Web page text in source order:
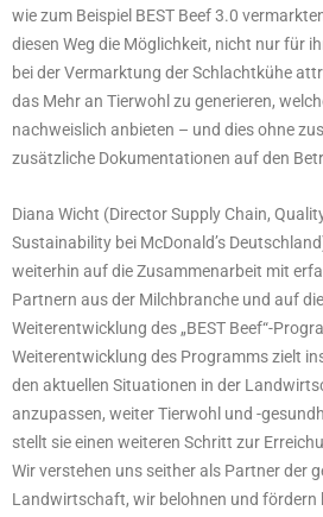
wie zum Beispiel BEST Beef 3.0
diesen Weg die Möglichkeit, nicht nur für
bei der Vermarktung der Schlachtkühe
das Mehr an Tierwohl zu generieren,
nachweislich anbieten – und dies ohne
zusätzliche Dokumentationen auf den
Diana Wicht (Director Supply Chain,
Sustainability bei McDonald’s
weiterhin auf die Zusammenarbeit mit
Partnern aus der Milchbranche und auf
Weiterentwicklung des „BEST Beef“-
Weiterentwicklung des Programms zielt
den aktuellen Situationen in der
anzupassen, weiter Tierwohl und -
stellt sie einen weiteren Schritt zur
Wir verstehen uns seither als Partner der
Landwirtschaft, wir belohnen und fördern